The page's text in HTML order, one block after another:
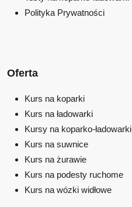
Polityka Prywatności
Oferta
Kurs na koparki
Kurs na ładowarki
Kursy na koparko-ładowarki
Kurs na suwnice
Kurs na żurawie
Kurs na podesty ruchome
Kurs na wózki widłowe